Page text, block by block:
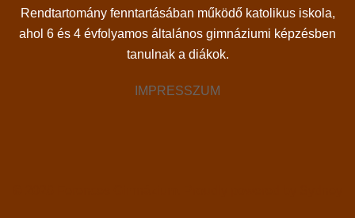
Rendtartomány fenntartásában működő katolikus iskola,
ahol 6 és 4 évfolyamos általános gimnáziumi képzésben
tanulnak a diákok.
IMPRESSZUM